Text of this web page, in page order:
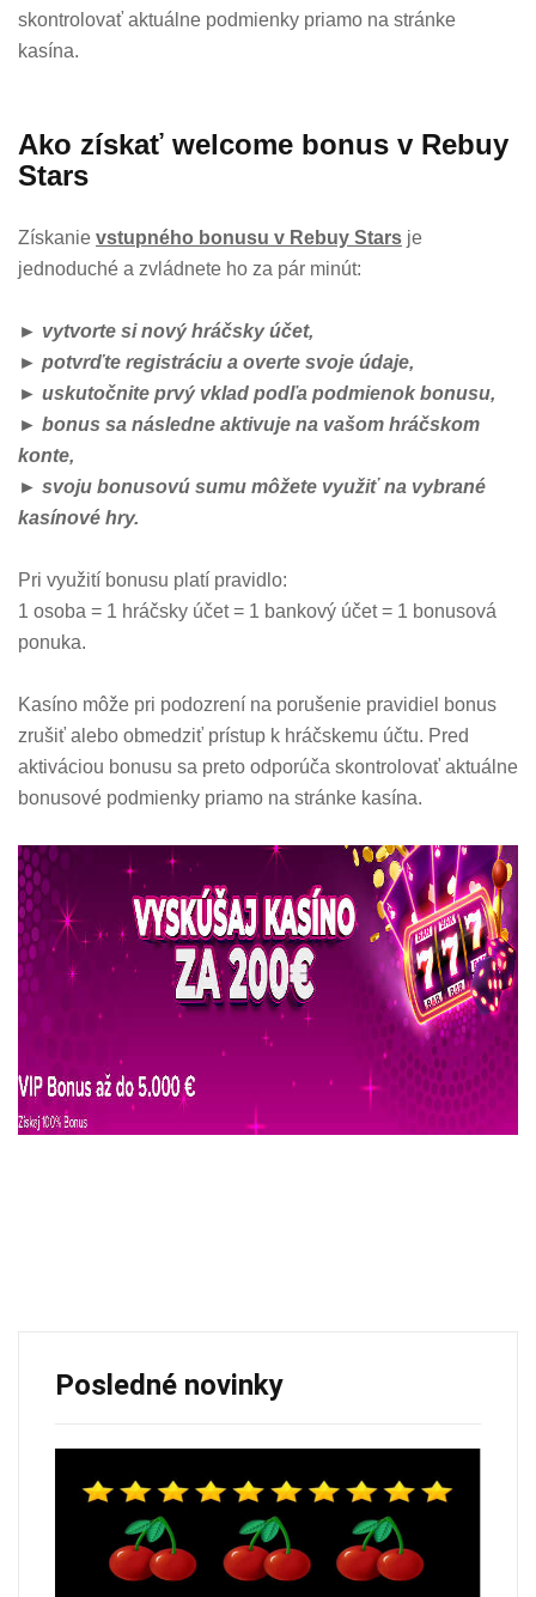
skontrolovať aktuálne podmienky priamo na stránke
kasína.
Ako získať welcome bonus v Rebuy
Stars
Získanie vstupného bonusu v Rebuy Stars je
jednoduché a zvládnete ho za pár minút:
► vytvorte si nový hráčsky účet,
► potvrďte registráciu a overte svoje údaje,
► uskutočnite prvý vklad podľa podmienok bonusu,
► bonus sa následne aktivuje na vašom hráčskom
konte,
► svoju bonusovú sumu môžete využiť na vybrané
kasínové hry.
Pri využití bonusu platí pravidlo:
1 osoba = 1 hráčsky účet = 1 bankový účet = 1 bonusová
ponuka.
Kasíno môže pri podozrení na porušenie pravidiel bonus
zrušiť alebo obmedziť prístup k hráčskemu účtu. Pred
aktiváciou bonusu sa preto odporúča skontrolovať aktuálne
bonusové podmienky priamo na stránke kasína.
Posledné novinky